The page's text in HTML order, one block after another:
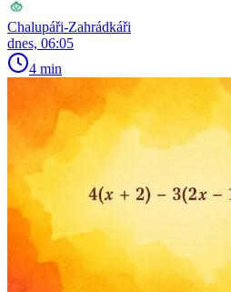
Chalupáři-Zahrádkáři
dnes, 06:05
4 min